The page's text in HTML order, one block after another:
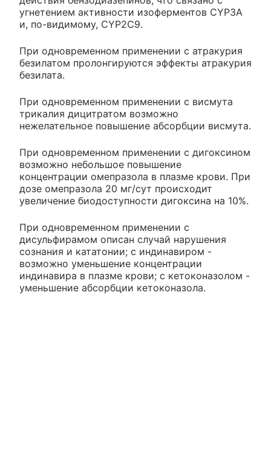
угнетением активности изоферментов CYP3A
и, по-видимому, CYP2C9.
При одновременном применении с атракурия
безилатом пролонгируются эффекты атракурия
безилата.
При одновременном применении с висмута
трикалия дицитратом возможно
нежелательное повышение абсорбции висмута.
При одновременном применении с дигоксином
возможно небольшое повышение
концентрации омепразола в плазме крови. При
дозе омепразола 20 мг/сут происходит
увеличение биодоступности дигоксина на 10%.
При одновременном применении с
дисульфирамом описан случай нарушения
сознания и кататонии; с индинавиром -
возможно уменьшение концентрации
индинавира в плазме крови; с кетоконазолом -
уменьшение абсорбции кетоконазола.